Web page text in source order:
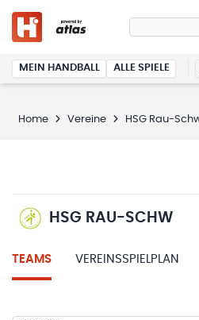
MEIN HANDBALL ALLE SPIELE
Home Vereine HSG Rau-
HSG RAU-SCHW
TEAMS VEREINSSPIELPLAN